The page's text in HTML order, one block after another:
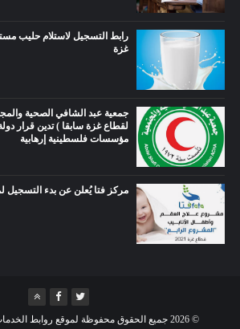
رابط التسجيل لاستلام حليب
غزة
جمعية عبد الشافي الصحية
مؤسسات فلسطينية إرهابية
مركز فتا يُعلن عن بدء التسجيل
©
2026 جميع الحقوق محفوظة لموقع روابط